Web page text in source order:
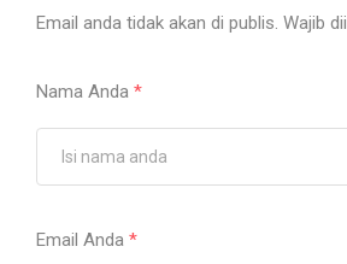
Email anda tidak akan di publis. Wajib
Nama Anda *
Email Anda *